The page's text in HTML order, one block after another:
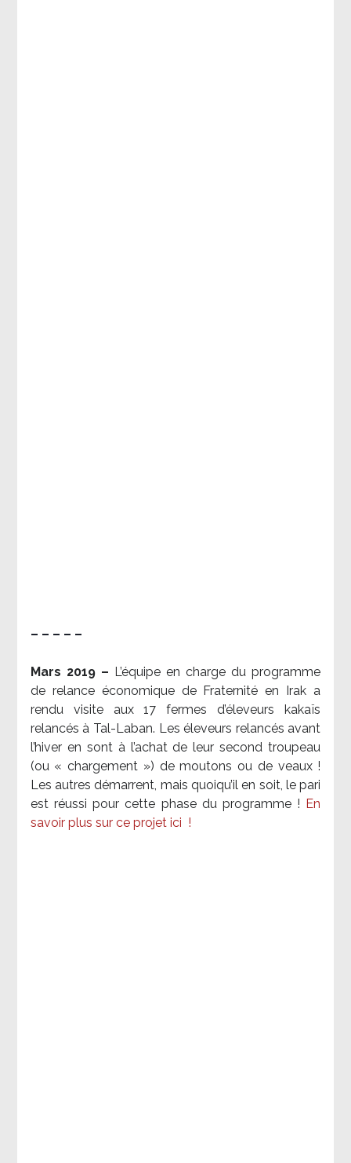
– – – – –
Mars 2019 – L’équipe en charge du programme
de relance économique de Fraternité en Irak a
rendu visite aux 17 fermes d’éleveurs kakaïs
relancés à Tal-Laban. Les éleveurs relancés avant
l’hiver en sont à l’achat de leur second troupeau
(ou « chargement ») de moutons ou de veaux !
Les autres démarrent, mais quoiqu’il en soit, le pari
est réussi pour cette phase du programme ! En
savoir plus sur ce projet ici !